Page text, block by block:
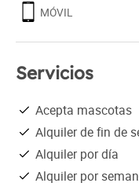
MÓVIL
Servicios
Acepta mascotas
Alquiler de fin de
Alquiler por día
Alquiler por